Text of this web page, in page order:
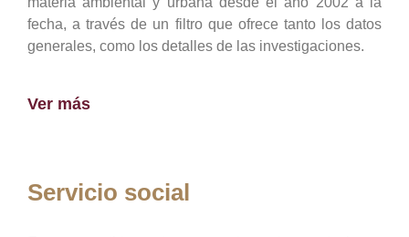
fecha, a través de un filtro que ofrece tanto los datos
generales, como los detalles de las investigaciones.
Ver más
Servicio social